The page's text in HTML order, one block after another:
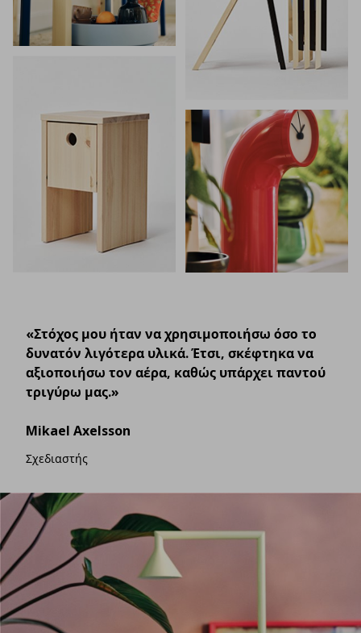
«Στόχος μου ήταν να χρησιμοποιήσω όσο το
δυνατόν λιγότερα υλικά. Έτσι, σκέφτηκα να
αξιοποιήσω τον αέρα, καθώς υπάρχει παντού
τριγύρω μας.»
Mikael Axelsson
Σχεδιαστής